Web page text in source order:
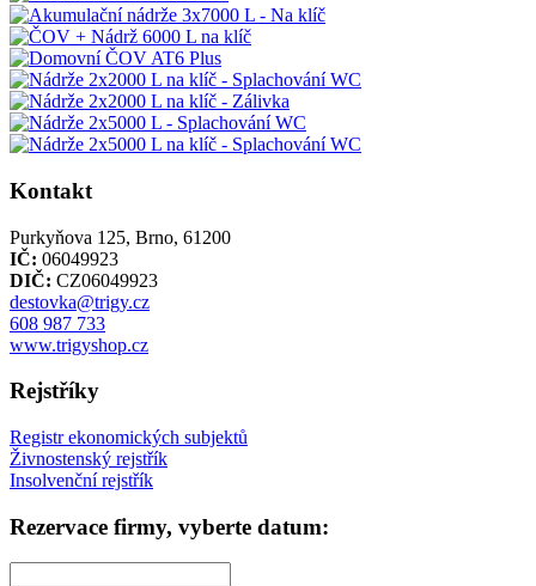
Kontakt
Purkyňova 125, Brno, 61200
IČ: 06049923
DIČ: CZ06049923
destovka@trigy.cz
608 987 733
www.trigyshop.cz
Rejstříky
Registr ekonomických subjektů
Živnostenský rejstřík
Insolvenční rejstřík
Rezervace firmy, vyberte datum: